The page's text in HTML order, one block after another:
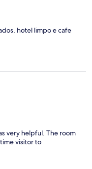
hotel limpo e cafe
very helpful. The room
visitor to